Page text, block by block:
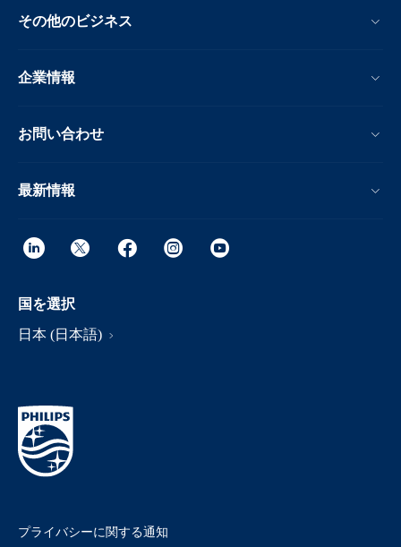
その他のビジネス
企業情報
お問い合わせ
最新情報
国を選択
日本 (日本語)
プライバシーに関する通知